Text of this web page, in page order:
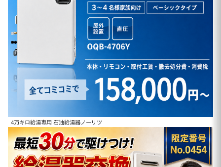
4万キロ給湯専用 石油給湯器ノーリツ